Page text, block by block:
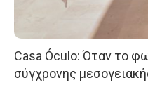
Casa Óculo: Όταν το
σύγχρονης